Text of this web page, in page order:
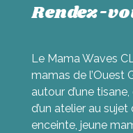
Rendez-
Le Mama Waves
mamas de l’Ouest
autour d’une
d’un atelier au
enceinte, jeune